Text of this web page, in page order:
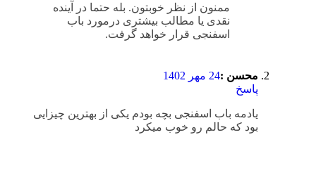
ممنون از نظر خوبتون. بله حتما در آینده
نقدی یا مطالب بیشتری درمورد باب
اسفنجی قرار خواهد گرفت.
محسن :24 مهر 1402
یادمه باب اسفنجی بچه بودم یکی از بهترین چیزایی
بود که حالم رو خوب میکرد